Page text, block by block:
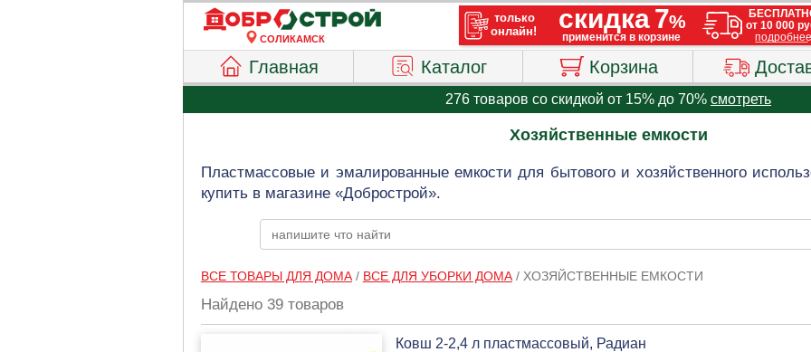
СОЛИКАМСК
Главная Каталог Корзина
276 товаров со скидкой от 15% до 70% смотреть
Хозяйственные емкости
Пластмассовые и эмалированные емкости для бытового и хозяйственного
купить в магазине «Добрострой».
ВСЕ ТОВАРЫ ДЛЯ ДОМА/ ВСЕ ДЛЯ УБОРКИ ДОМА/ ХОЗЯЙСТВЕННЫЕ ЕМКОСТИ
Найдено 39 товаров
Ковш 2-2,4 л пластмассовый, Радиан